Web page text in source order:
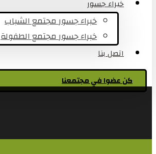
خبراء جسور
خبراء جسور مجتمع الشباب
خبراء جسور مجتمع الطفولة
اتصل بنا
كن عضوا في مجتمعنا